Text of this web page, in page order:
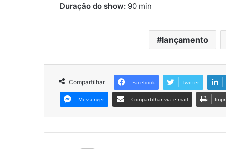
Duração do show: 90 min
lançamento
Compartilhar Facebook Twitter
Messenger Compartilhar via e-mail